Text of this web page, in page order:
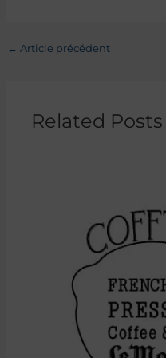
← Article précédent
Related Posts